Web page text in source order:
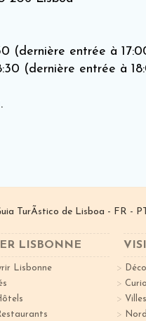
(dernière entrée à
(dernière entrée à
.
TurÃ­stico de Lisboa - FR - PT
LISBONNE
Lisbonne